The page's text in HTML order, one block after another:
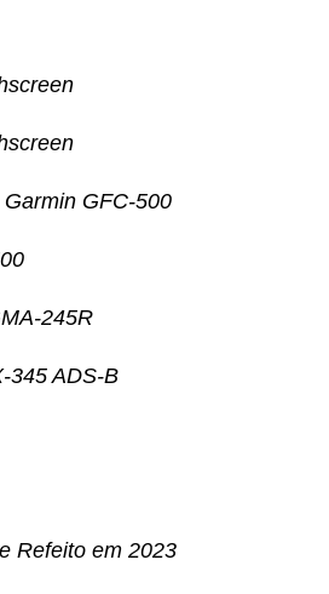
GFC-500
245R
345 ADS-B
Refeito em 2023